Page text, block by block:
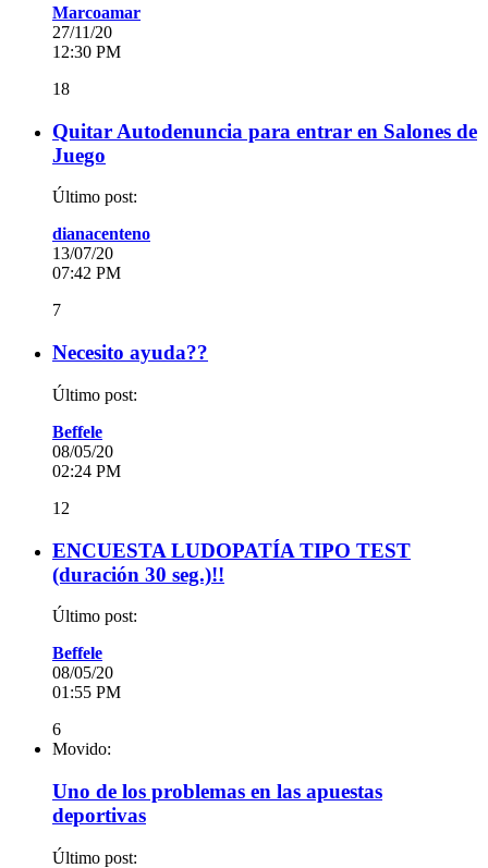
Marcoamar
27/11/20
12:30 PM
18
Quitar Autodenuncia para entrar en Salones de
Juego
Último post:
dianacenteno
13/07/20
07:42 PM
7
Necesito ayuda??
Último post:
Beffele
08/05/20
02:24 PM
12
ENCUESTA LUDOPATÍA TIPO TEST
(duración 30 seg.)!!
Último post:
Beffele
08/05/20
01:55 PM
6
Movido:
Uno de los problemas en las apuestas
deportivas
Último post: